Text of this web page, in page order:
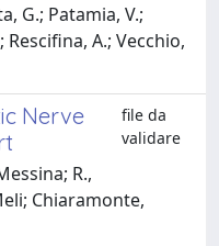
G.; Patamia, V.;
A.; Vecchio,
Nerve
file da
validare
R.,
Chiaramonte,